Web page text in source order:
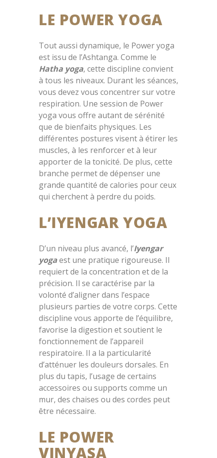
LE POWER YOGA
Tout aussi dynamique, le Power yoga
est issu de l’Ashtanga. Comme le
Hatha yoga, cette discipline convient
à tous les niveaux. Durant les séances,
vous devez vous concentrer sur votre
respiration. Une session de Power
yoga vous offre autant de sérénité
que de bienfaits physiques. Les
différentes postures visent à étirer les
muscles, à les renforcer et à leur
apporter de la tonicité. De plus, cette
branche permet de dépenser une
grande quantité de calories pour ceux
qui cherchent à perdre du poids.
L’IYENGAR YOGA
D’un niveau plus avancé, l’Iyengar
yogaest une pratique rigoureuse. Il
requiert de la concentration et de la
précision. Il se caractérise par la
volonté d’aligner dans l’espace
plusieurs parties de votre corps. Cette
discipline vous apporte de l’équilibre,
favorise la digestion et soutient le
fonctionnement de l’appareil
respiratoire. Il a la particularité
d’atténuer les douleurs dorsales. En
plus du tapis, l’usage de certains
accessoires ou supports comme un
mur, des chaises ou des cordes peut
être nécessaire.
LE POWER
VINYASA